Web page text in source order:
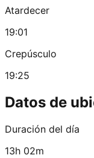
Atardecer
19:01
Crepúsculo
19:25
Datos de
Duración del día
13h 02m